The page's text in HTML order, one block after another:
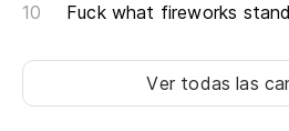
Fuck what fireworks
Ver todas las